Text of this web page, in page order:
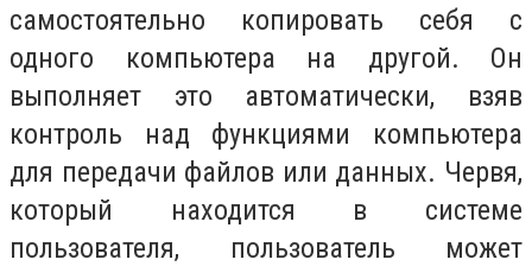
самостоятельно копировать себя с
одного компьютера на другой. Он
выполняет это автоматически, взяв
контроль над функциями компьютера
для передачи файлов или данных. Червя,
который находится в системе
пользователя, пользователь может